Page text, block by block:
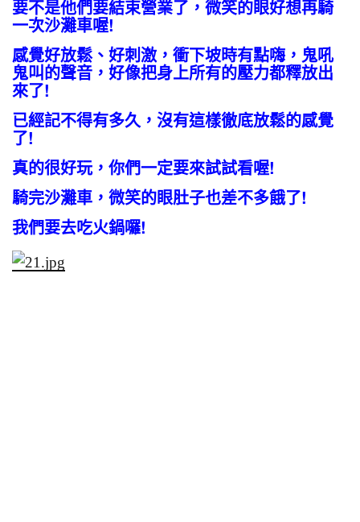
要不是他們要結束營業了，微笑的眼好想再騎
一次沙灘車喔!
感覺好放鬆、好刺激，衝下坡時有點嗨，鬼吼
鬼叫的聲音，好像把身上所有的壓力都釋放出
來了!
已經記不得有多久，沒有這樣徹底放鬆的感覺
了!
真的很好玩，你們一定要來試試看喔!
騎完沙灘車，微笑的眼肚子也差不多餓了!
我們要去吃火鍋囉!